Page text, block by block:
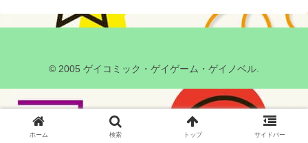
© 2005 ゲイコミック・ゲイゲーム・ゲイノベル.
ホーム 検索 トップ サイドバー